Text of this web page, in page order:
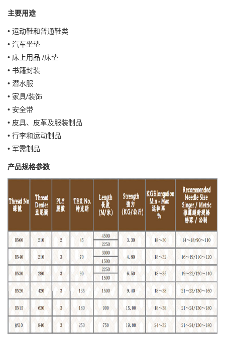
主要用途
• 运动鞋和普通鞋类
• 汽车坐垫
• 床上用品 /床垫
• 书籍封装
• 潜水服
• 家具/装饰
• 安全带
• 皮具、皮革及服装制品
• 行李和运动制品
• 军需制品
产品规格参数